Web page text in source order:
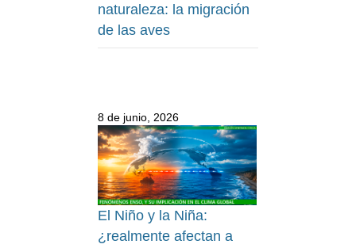
naturaleza: la migración
de las aves
8 de junio, 2026
El Niño y la Niña:
¿realmente afectan a